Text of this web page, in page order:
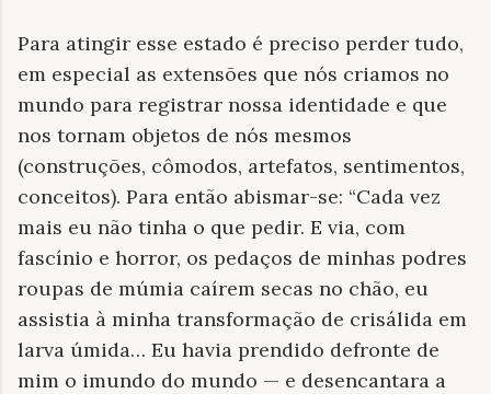
Para atingir esse estado é preciso perder tudo,
em especial as extensões que nós criamos no
mundo para registrar nossa identidade e que
nos tornam objetos de nós mesmos
(construções, cômodos, artefatos, sentimentos,
conceitos). Para então abismar-se: “Cada vez
mais eu não tinha o que pedir. E via, com
fascínio e horror, os pedaços de minhas podres
roupas de múmia caírem secas no chão, eu
assistia à minha transformação de crisálida em
larva úmida… Eu havia prendido defronte de
mim o imundo do mundo — e desencantara a